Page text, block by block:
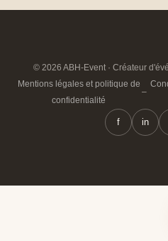
© 2026 ABH-Event · Créateur
Mentions légales et politique de
confidentialité
–
f in